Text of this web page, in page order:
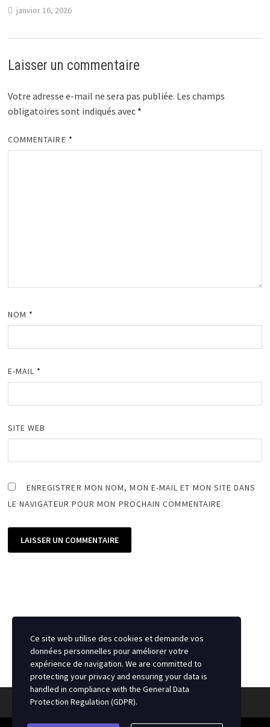
janvier 16, 2026
Laisser un commentaire
Votre adresse e-mail ne sera pas publiée. Les champs
obligatoires sont indiqués avec *
COMMENTAIRE *
NOM *
E-MAIL *
SITE WEB
ENREGISTRER MON NOM, MON E-MAIL ET MON SITE DANS
LE NAVIGATEUR POUR MON PROCHAIN COMMENTAIRE.
Ce site web utilise des cookies et demande vos
données personnelles pour améliorer votre
expérience de navigation. We are committed to
protecting your privacy and ensuring your data is
handled in compliance with the General Data
Protection Regulation (GDPR).